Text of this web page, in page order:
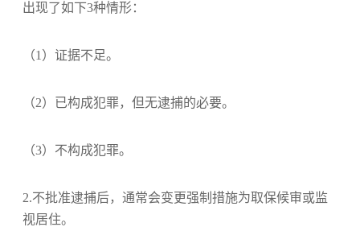
出现了如下3种情形：
（1）证据不足。
（2）已构成犯罪，但无逮捕的必要。
（3）不构成犯罪。
2.不批准逮捕后，通常会变更强制措施为取保候审或监
视居住。